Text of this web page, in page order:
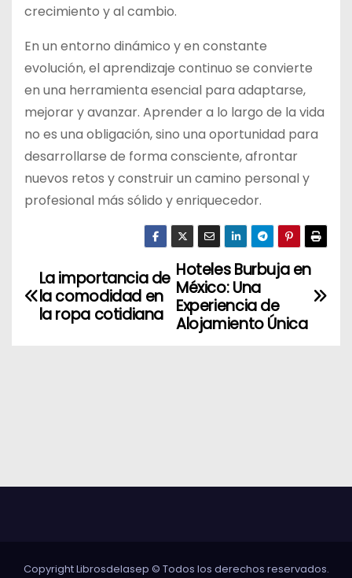
crecimiento y al cambio.
En un entorno dinámico y en constante
evolución, el aprendizaje continuo se convierte
en una herramienta esencial para adaptarse,
mejorar y avanzar. Aprender a lo largo de la vida
no es una obligación, sino una oportunidad para
desarrollarse de forma consciente, afrontar
nuevos retos y construir un camino personal y
profesional más sólido y enriquecedor.
N
a
Hoteles Burbuja en
México: Una
Experiencia de
Alojamiento Única
La importancia de
la comodidad en
la ropa cotidiana
Copyright Librosdelasep © Todos los derechos reservados.